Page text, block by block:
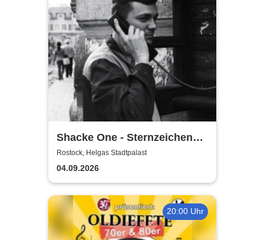
Shacke One - Sternzeichen
Boss Tour
Rostock, Helgas Stadtpalast
04.09.2026
20:00 Uhr